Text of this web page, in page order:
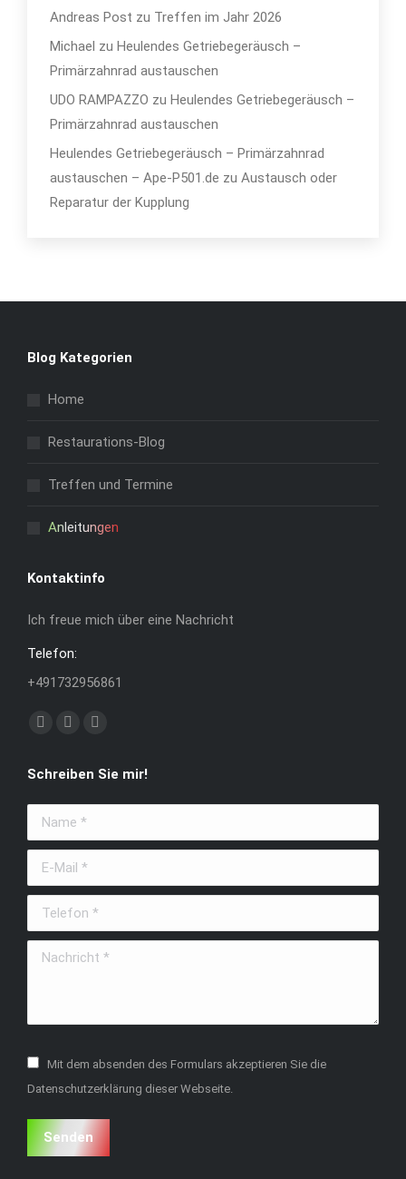
Andreas Post zu Treffen im Jahr 2026
Michael zu Heulendes Getriebegeräusch –
Primärzahnrad austauschen
UDO RAMPAZZO zu Heulendes Getriebegeräusch –
Primärzahnrad austauschen
Heulendes Getriebegeräusch – Primärzahnrad
austauschen – Ape-P501.de zu Austausch oder
Reparatur der Kupplung
Blog Kategorien
Home
Restaurations-Blog
Treffen und Termine
Anleitungen
Kontaktinfo
Ich freue mich über eine Nachricht
Telefon:
+491732956861
Finden Sie uns auf:
opens
in
new
window
opens
in
new
window
opens
in
window
Schreiben Sie mir!
Name *
E-Mail *
Telefon *
Nachricht *
Mit dem absenden des Formulars akzeptieren Sie die
Datenschutzerklärung dieser Webseite.
Senden